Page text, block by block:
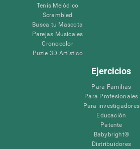
Tenis Melódico
Scrambled
Busca tu Mascota
Parejas Musicales
Cronocolor
Puzle 3D Artístico
Ejercicios
Para Familias
Para Profesionales
Para investigadores
Educación
Patente
Babybright®
Distribuidores